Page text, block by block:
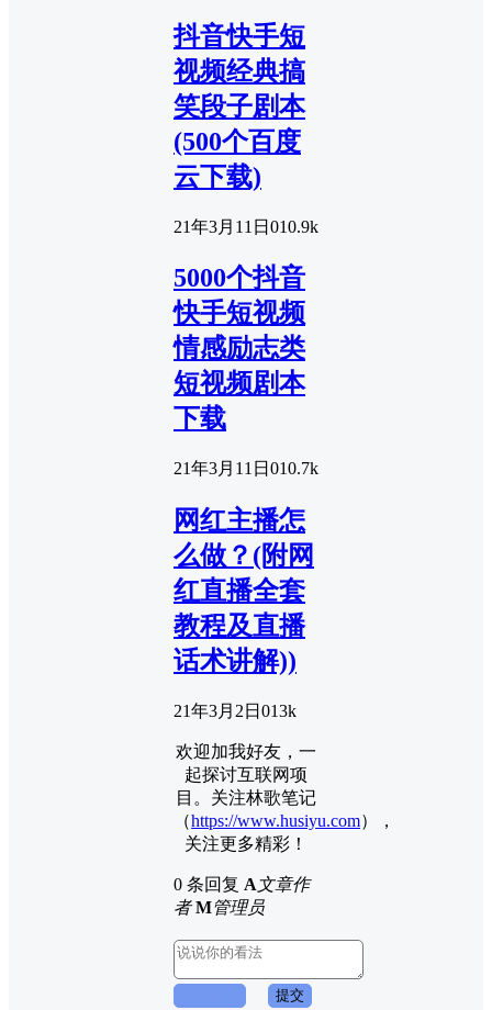
抖音快手短
视频经典搞
笑段子剧本
(500个百度
云下载)
21年3月11日 010.9k
5000个抖音
快手短视频
情感励志类
短视频剧本
下载
21年3月11日 010.7k
网红主播怎
么做？(附网
红直播全套
教程及直播
话术讲解))
21年3月2日 013k
欢迎加我好友，一
起探讨互联网项
目。关注林歌笔记
（https://www.husiyu.com），
关注更多精彩！
0 条回复 A文章作
者 M管理员
提交